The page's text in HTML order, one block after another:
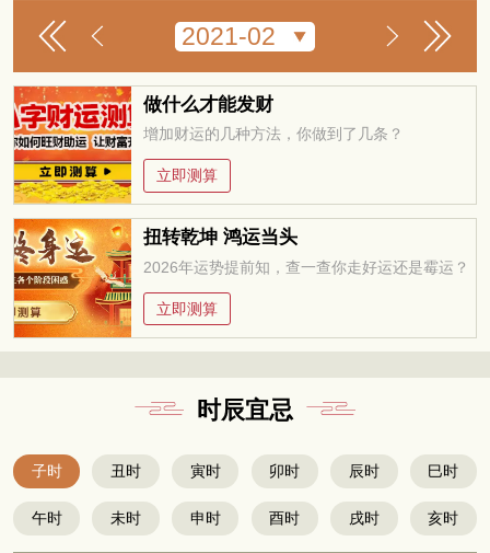
做什么才能发财
增加财运的几种方法，你做到了几条？
立即测算
扭转乾坤 鸿运当头
2026年运势提前知，查一查你走好运还是霉运？
立即测算
时辰宜忌
子时 丑时 寅时 卯时 辰时 巳时
午时 未时 申时 酉时 戌时 亥时